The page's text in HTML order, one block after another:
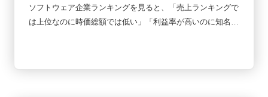
解説
ソフトウェア企業ランキングを見ると、「売上ランキングで
は上位なのに時価総額では低い」「利益率が高いのに知名度